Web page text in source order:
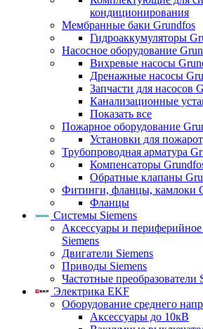
кондиционирования
Мембранные баки Grundfos
Гидроаккумуляторы
Насосное оборудование
Вихревые насосы
Дренажные насосы
Запчасти для насосов
Канализационные
Показать все
Пожарное оборудование
Установки для
Трубопроводная арматура
Компенсаторы
Обратные клапаны
Фитинги, фланцы, камлоки
Фланцы
Системы Siemens
Аксессуары и
Siemens
Двигатели Siemens
Приводы Siemens
Частотные преобразователи
Электрика EKF
Оборудование среднего
Аксессуары до 10кВ